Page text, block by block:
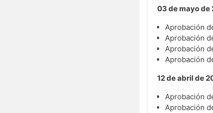
03 de mayo de
Aprobación
Aprobación
Aprobación
Aprobación
12 de abril de
Aprobación
Aprobación